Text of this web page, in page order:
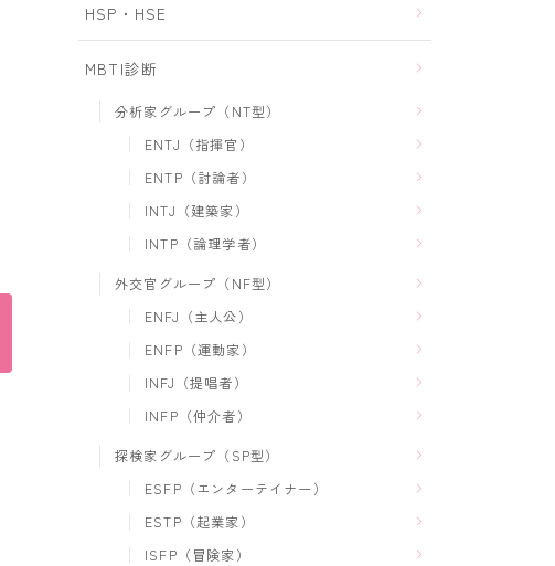
HSP・HSE
MBTI診断
分析家グループ（NT型）
ENTJ（指揮官）
ENTP（討論者）
INTJ（建築家）
INTP（論理学者）
外交官グループ（NF型）
ENFJ（主人公）
ENFP（運動家）
INFJ（提唱者）
INFP（仲介者）
探検家グループ（SP型）
ESFP（エンターテイナー）
ESTP（起業家）
ISFP（冒険家）